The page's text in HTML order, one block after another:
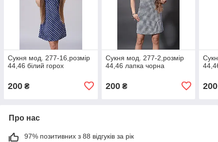
Сукня мод. 277-16,розмір
44,46 білий горох
200 ₴
Сукня мод. 277-2,розмір
44,46 лапка чорна
200₴ 200
Про нас
97% позитивних з 88 відгуків за рік